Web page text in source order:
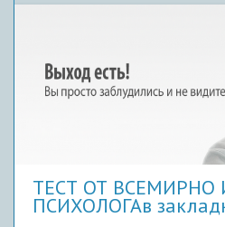
ТЕСТ ОТ ВСЕМИРНО
ПСИХОЛОГАв